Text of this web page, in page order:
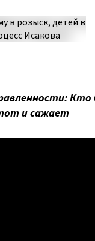
и сажает